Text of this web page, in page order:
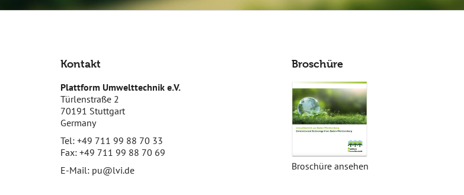
Kontakt
Plattform Umwelttechnik e.V.
Türlenstraße 2
70191 Stuttgart
Germany
Tel: +49 711 99 88 70 33
Fax: +49 711 99 88 70 69
E-Mail: pu@lvi.de
Broschüre
Broschüre ansehen